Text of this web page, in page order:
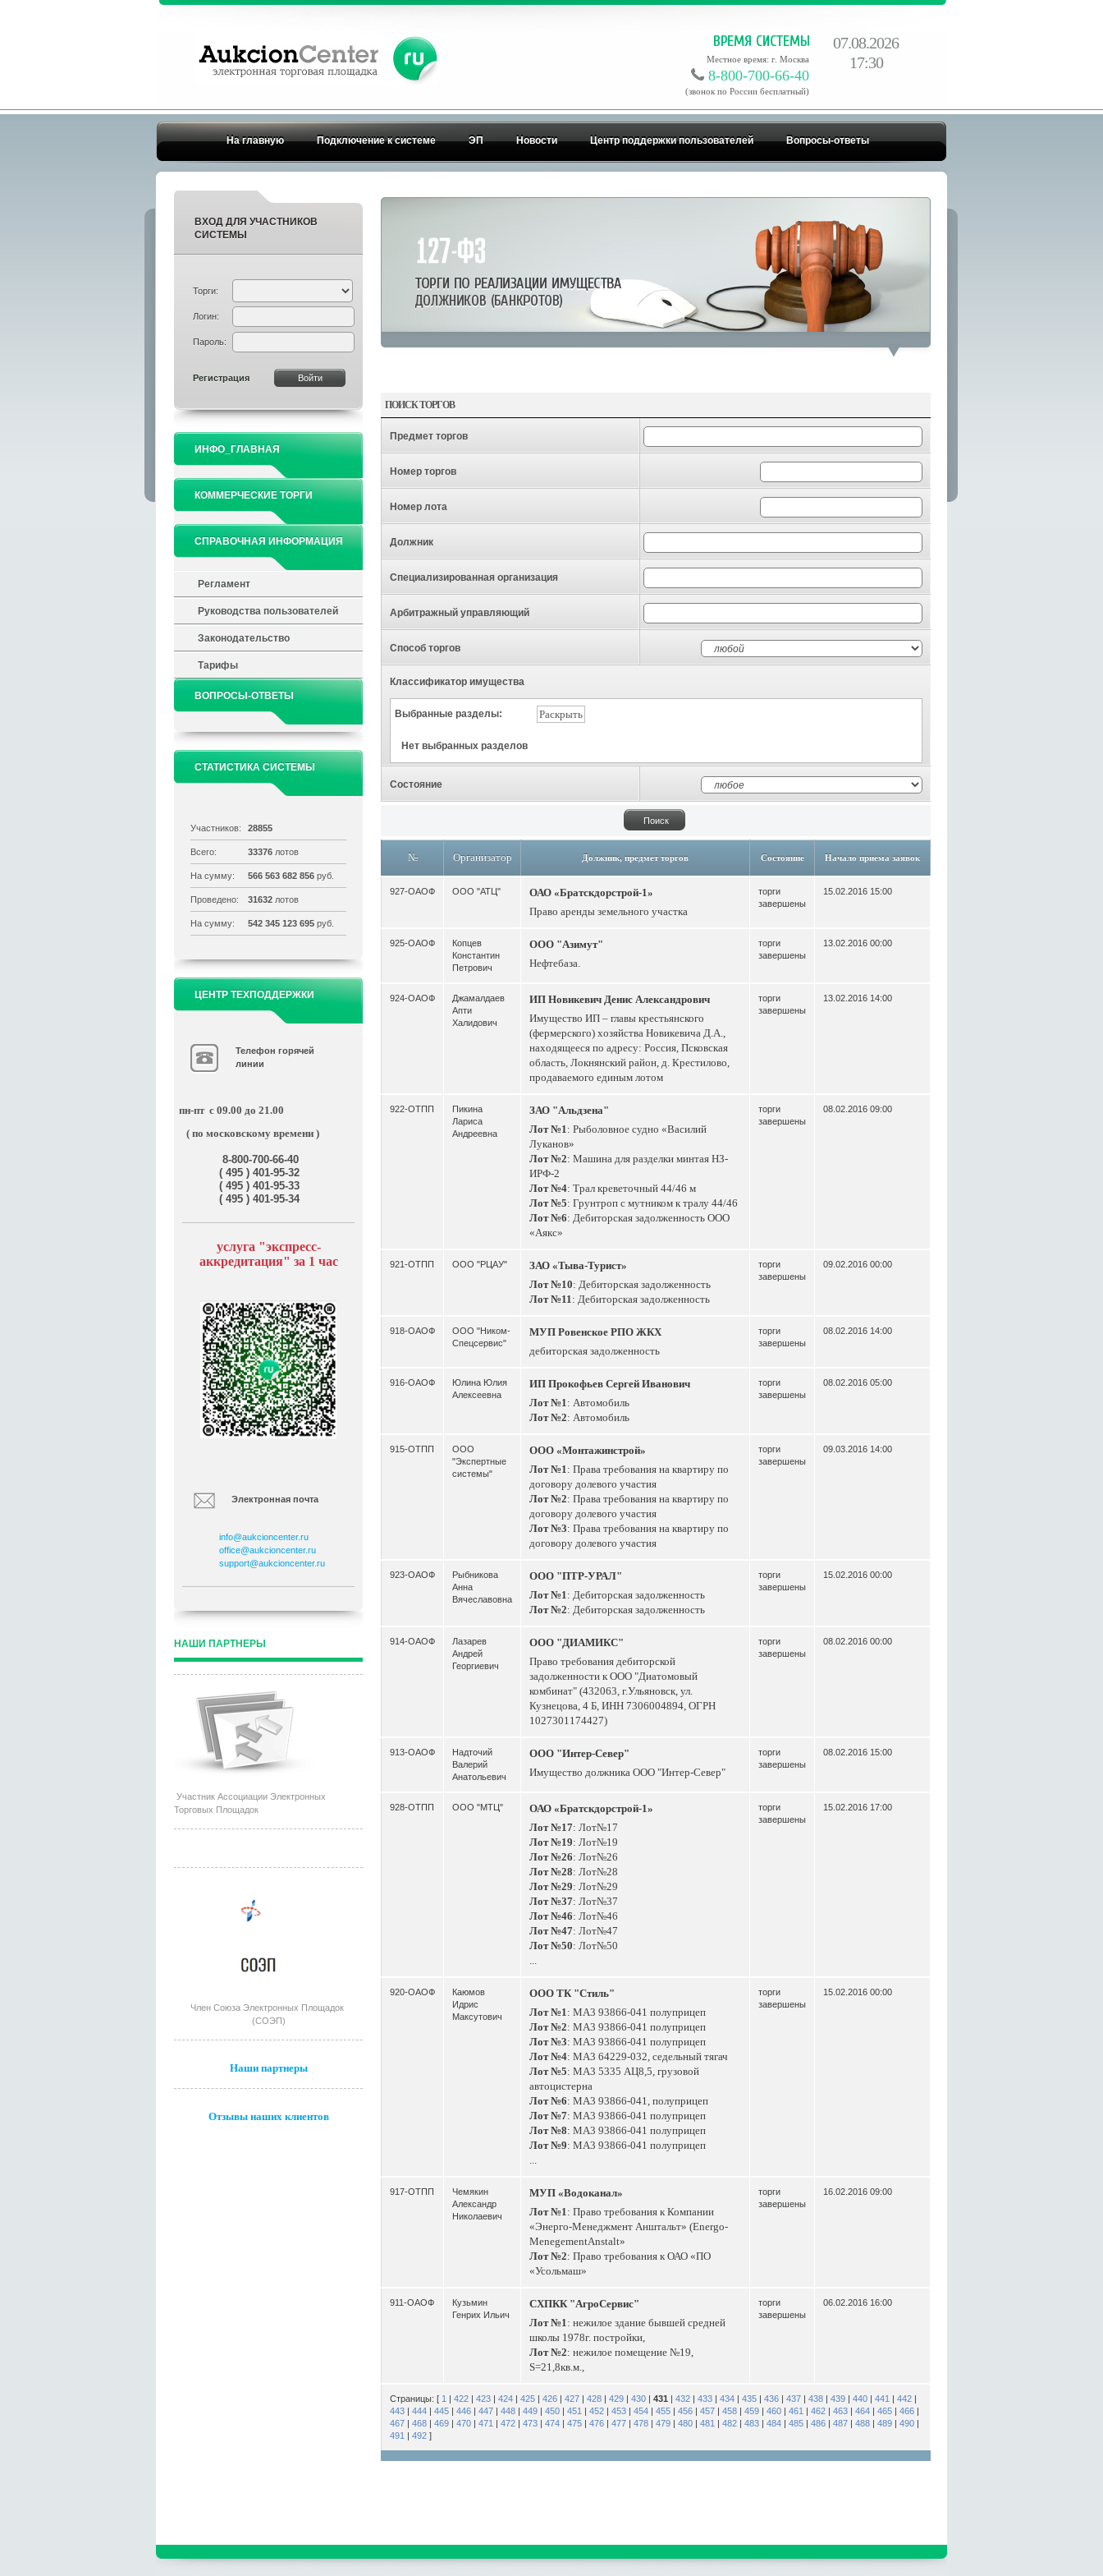
07.08.2026
17:30
Местное время: г. Москва
8-800-700-66-40
(звонок по России бесплатный)
На главную Подключение к системе ЭП Новости Центр поддержки пользователей Вопросы-ответы
ВХОД ДЛЯ УЧАСТНИКОВ
СИСТЕМЫ
Торги:
Логин:
Пароль:
Регистрация
ИНФО_ГЛАВНАЯ
КОММЕРЧЕСКИЕ ТОРГИ
СПРАВОЧНАЯ ИНФОРМАЦИЯ
Регламент
Руководства пользователей
Законодательство
Тарифы
ВОПРОСЫ-ОТВЕТЫ
СТАТИСТИКА СИСТЕМЫ
Участников: 28855
Всего: 33376 лотов
На сумму: 566 563 682 856 руб.
Проведено: 31632 лотов
На сумму: 542 345 123 695 руб.
ЦЕНТР ТЕХПОДДЕРЖКИ
Телефон горячей
линии
пн-пт с 09.00 до 21.00
( по московскому времени )
8-800-700-66-40
( 495 ) 401-95-32
( 495 ) 401-95-33
( 495 ) 401-95-34
услуга "экспресс-
аккредитация" за 1 час
Электронная почта
info@aukcioncenter.ru
office@aukcioncenter.ru
support@aukcioncenter.ru
НАШИ ПАРТНЕРЫ
Участник Ассоциации Электронных
Торговых Площадок
Член Союза Электронных Площадок
(СОЭП)
Наши партнеры
Отзывы наших клиентов
ПОИСК ТОРГОВ
Предмет торгов
Номер торгов
Номер лота
Должник
Специализированная организация
Арбитражный управляющий
Способ торгов
Классификатор имущества
Выбранные разделы: Раскрыть
Нет выбранных разделов
Состояние
№ Организатор Должник, предмет торгов Состояние Начало приема заявок
927-ОАОФ ООО "АТЦ"
ОАО «Братскдорстрой-1»
Право аренды земельного участка
торги
завершены
15.02.2016 15:00
925-ОАОФ
Копцев
Константин
Петрович
ООО "Азимут"
Нефтебаза.
торги
завершены
13.02.2016 00:00
924-ОАОФ
Джамалдаев
Апти
Халидович
ИП Новикевич Денис Александрович
Имущество ИП – главы крестьянского
(фермерского) хозяйства Новикевича Д.А.,
находящееся по адресу: Россия, Псковская
область, Локнянский район, д. Крестилово,
продаваемого единым лотом
торги
завершены
13.02.2016 14:00
922-ОТПП
Пикина
Лариса
Андреевна
ЗАО "Альдзена"
Лот №1: Рыболовное судно «Василий
Луканов»
Лот №2: Машина для разделки минтая НЗ-
ИРФ-2
Лот №4: Трал креветочный 44/46 м
Лот №5: Грунтроп с мутником к тралу 44/46
Лот №6: Дебиторская задолженность ООО
«Аякс»
торги
завершены
08.02.2016 09:00
921-ОТПП ООО "РЦАУ"
ЗАО «Тыва-Турист»
Лот №10: Дебиторская задолженность
Лот №11: Дебиторская задолженность
торги
завершены
09.02.2016 00:00
918-ОАОФ
ООО "Ником-
Спецсервис"
МУП Ровенское РПО ЖКХ
дебиторская задолженность
торги
завершены
08.02.2016 14:00
916-ОАОФ
Юлина Юлия
Алексеевна
ИП Прокофьев Сергей Иванович
Лот №1: Автомобиль
Лот №2: Автомобиль
торги
завершены
08.02.2016 05:00
915-ОТПП
ООО
"Экспертные
системы"
ООО «Монтажинстрой»
Лот №1: Права требования на квартиру по
договору долевого участия
Лот №2: Права требования на квартиру по
договору долевого участия
Лот №3: Права требования на квартиру по
договору долевого участия
торги
завершены
09.03.2016 14:00
923-ОАОФ
Рыбникова
Анна
Вячеславовна
ООО "ПТР-УРАЛ"
Лот №1: Дебиторская задолженность
Лот №2: Дебиторская задолженность
торги
завершены
15.02.2016 00:00
914-ОАОФ
Лазарев
Андрей
Георгиевич
ООО "ДИАМИКС"
Право требования дебиторской
задолженности к ООО "Диатомовый
комбинат" (432063, г.Ульяновск, ул.
Кузнецова, 4 Б, ИНН 7306004894, ОГРН
1027301174427)
торги
завершены
08.02.2016 00:00
913-ОАОФ
Надточий
Валерий
Анатольевич
ООО "Интер-Север"
Имущество должника ООО "Интер-Север"
торги
завершены
08.02.2016 15:00
928-ОТПП ООО "МТЦ"
ОАО «Братскдорстрой-1»
Лот №17: Лот№17
Лот №19: Лот№19
Лот №26: Лот№26
Лот №28: Лот№28
Лот №29: Лот№29
Лот №37: Лот№37
Лот №46: Лот№46
Лот №47: Лот№47
Лот №50: Лот№50
...
торги
завершены
15.02.2016 17:00
920-ОАОФ
Каюмов
Идрис
Максутович
ООО ТК "Стиль"
Лот №1: МА3 93866-041 полуприцеп
Лот №2: МА3 93866-041 полуприцеп
Лот №3: МА3 93866-041 полуприцеп
Лот №4: МА3 64229-032, седельный тягач
Лот №5: МА3 5335 АЦ8,5, грузовой
автоцистерна
Лот №6: МА3 93866-041, полуприцеп
Лот №7: МА3 93866-041 полуприцеп
Лот №8: МА3 93866-041 полуприцеп
Лот №9: МА3 93866-041 полуприцеп
...
торги
завершены
15.02.2016 00:00
917-ОТПП
Чемякин
Александр
Николаевич
МУП «Водоканал»
Лот №1: Право требования к Компании
«Энерго-Менеджмент Анштальт» (Energo-
MenegementAnstalt»
Лот №2: Право требования к ОАО «ПО
«Усольмаш»
торги
завершены
16.02.2016 09:00
911-ОАОФ
Кузьмин
Генрих Ильич
СХПКК "АгроСервис"
Лот №1: нежилое здание бывшей средней
школы 1978г. постройки,
Лот №2: нежилое помещение №19,
S=21,8кв.м.,
торги
завершены
06.02.2016 16:00
Страницы: [ 1 | 422 | 423 | 424 | 425 | 426 | 427 | 428 | 429 | 430 | 431 | 432 | 433 | 434 | 435 | 436 | 437 | 438 | 439 | 440 | 441 | 442 |
443 | 444 | 445 | 446 | 447 | 448 | 449 | 450 | 451 | 452 | 453 | 454 | 455 | 456 | 457 | 458 | 459 | 460 | 461 | 462 | 463 | 464 | 465 | 466 |
467 | 468 | 469 | 470 | 471 | 472 | 473 | 474 | 475 | 476 | 477 | 478 | 479 | 480 | 481 | 482 | 483 | 484 | 485 | 486 | 487 | 488 | 489 | 490 |
491 | 492 ]